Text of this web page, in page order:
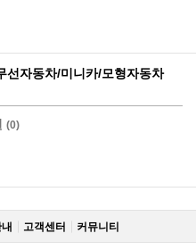
선자동차/미니카/모형자동차
(0)
고객센터 커뮤니티